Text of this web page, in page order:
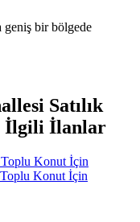
geniş bir bölgede
Satılık
İlgili İlanlar
Toplu Konut İçin
Konut İçin